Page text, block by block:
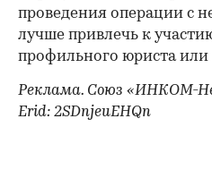
проведения операции с
лучше привлечь к
профильного юриста или
Реклама. Союз «ИНКОМ-
Erid: 2SDnjeuEHQn